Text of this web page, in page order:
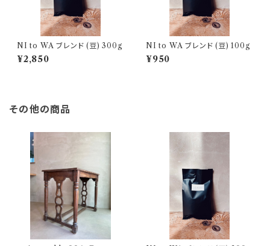
NI to WA ブレンド (豆) 300g
¥2,850
NI to WA ブレンド (豆) 100g
¥950
その他の商品